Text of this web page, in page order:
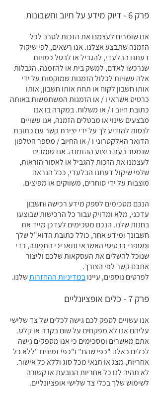
פרק 6 - דיוק מידע על חיוב וחשבונות
אנו שומרים לעצמנו את הזכות לסרב לכל
הזמנה שתבצע אצלנו. אנו רשאים, לפי שיקול
דעתנו הבלעדי, להגביל או לבטל כמויות
שנרכשו לאדם, למשק בית או להזמנה. הגבלות
אלה עשויות לכלול הזמנות שמוקמות על ידי
אותו חשבון לקוח או תחת אותו חשבון, אותו
כרטיס אשראי ו / או הזמנות המשתמשות באותה
כתובת חיוב ו / או משלוח. במקרה בו אנו
מבצעים שינוי או מבטלים הזמנה, אנו עשויים
לנסות להודיע ​​לך על ידי יצירת קשר עם כתובת
הדואר האלקטרוני ו / או החיוב / מספר הטלפון
שנמסר בעת ביצוע ההזמנה. אנו שומרים
לעצמנו את הזכות להגביל או לאסור הוראות,
שלפי שיקול דעתנו הבלעדי, ככל הנראה
מוצבות על ידי סוחרים, משווקים או מפיצים.
הנכם מסכימים לספק מידע רכישה וחשבון
עדכני, מלא ומדויק עבור כל הרכישות שבוצעו
בחנות שלנו. הנכם מסכימים לעדכן מייד את
חשבונך ומידע אחר, כולל כתובת הדוא"ל שלך
ומספרי כרטיסי האשראי ותאריכי התפוגה, כדי
שנוכל להשלים את העסקאות שלכם וליצור
אתכם קשר לפי הצורך.
לפרטים נוספים, עיינובמדיניות ההחזרותשלנו.
פרק 7 - כלים אופציונליים
אנו עשויים לספק לכם גישה לכלים של צד שלישי
עליהם אנו לא מפקחים על שום בקרה או קלט.
אתם מאשרים ומסכימים כי אנו מספקים גישה
לכלים כאלה "כפי שהם" ו"כפי זמינים "ללא כל
אחריות, מצג או תנאי מכל סוג וללא כל אישור.
לא תהיה לנו כל אחריות הנובעת או קשורה
לשימוש שלך בכלי צד שלישי אופציונליים.